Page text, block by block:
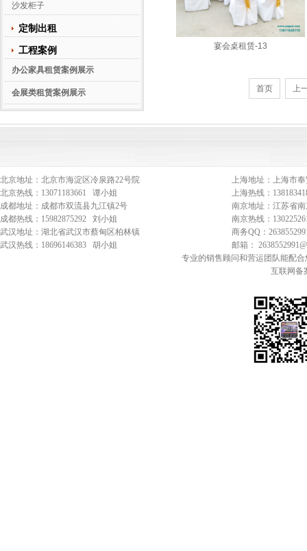
沙发柜子
定制出租
工程案例
办公家具租赁案例展示
会展类租赁案例展示
宴会桌租赁-13
首页 上
北京地址：北京市海淀区冷泉路22号院
北京热线：13071183661 谭小姐
成都地址：成都市双流县九江镇2号
成都热线：15982875292 刘小姐
武汉地址：湖北省武汉市蔡甸区柏林镇
武汉热线：18696146383 胡小姐
上海地址：上海市
上海热线：
南京地址：江苏省
南京热线：
商务QQ：
邮箱：
专业的销售顾问和营运团队能配
互联网备